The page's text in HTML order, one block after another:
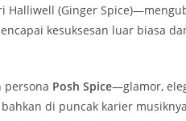
Halliwell (Ginger
kesuksesan luar biasa
persona Posh Spice—glamor,
di puncak karier